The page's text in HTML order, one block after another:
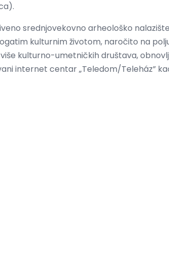
srednjovekovno arheološko
kulturnim životom, naročito na
kulturno-umetničkih društava,
internet centar „Teledom/Teleház”